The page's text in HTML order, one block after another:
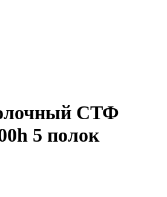
СТФ
5 полок